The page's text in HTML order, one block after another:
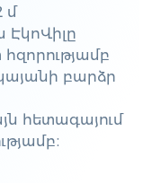
մ
ԷկոՎիլը
բարձր
հետագայում